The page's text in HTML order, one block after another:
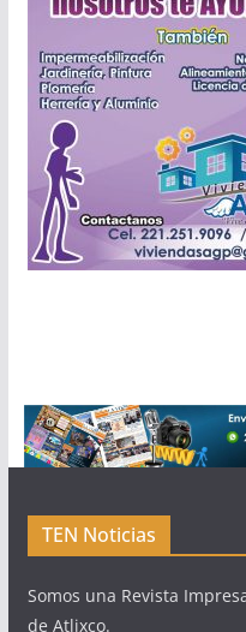
TEN Noticias
Somos una Revista
de Atlixco.